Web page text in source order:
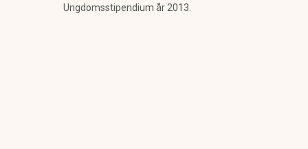
Ungdomsstipendium år 2013.